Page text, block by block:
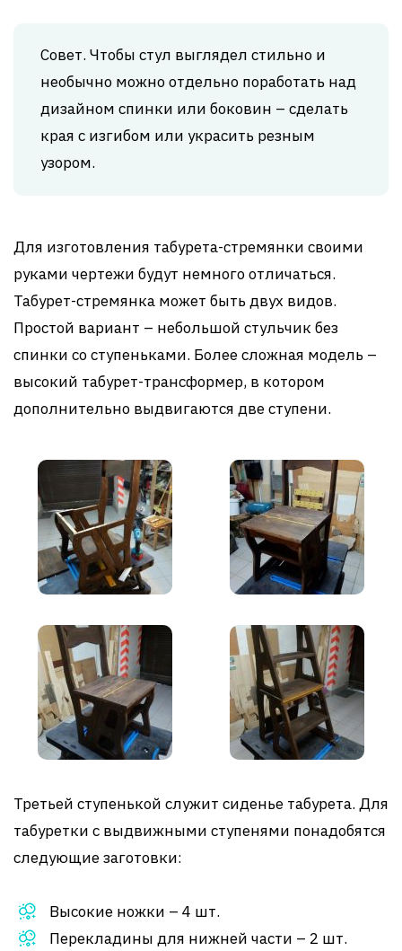
Совет. Чтобы стул выглядел стильно и
необычно можно отдельно поработать над
дизайном спинки или боковин – сделать
края с изгибом или украсить резным
узором.
Для изготовления табурета-стремянки своими
руками чертежи будут немного отличаться.
Табурет-стремянка может быть двух видов.
Простой вариант – небольшой стульчик без
спинки со ступеньками. Более сложная модель –
высокий табурет-трансформер, в котором
дополнительно выдвигаются две ступени.
Третьей ступенькой служит сиденье табурета. Для
табуретки с выдвижными ступенями понадобятся
следующие заготовки:
Высокие ножки – 4 шт.
Перекладины для нижней части – 2 шт.